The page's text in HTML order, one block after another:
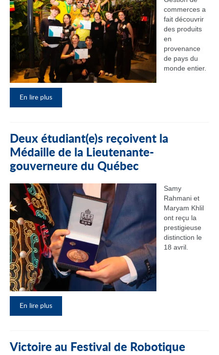
commerces a
fait découvrir
des produits
en
provenance
de pays du
monde entier.
En lire plus
Deux étudiant(e)s reçoivent la
Médaille de la Lieutenante-
gouverneure du Québec
Samy
Rahmani et
Maryam Khlil
ont reçu la
prestigieuse
distinction le
18 avril.
En lire plus
Victoire au Festival de Robotique